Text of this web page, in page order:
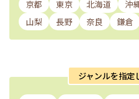
京都 東京 北海道 沖
山梨
長野 奈良 鎌倉
ジャンルを指定